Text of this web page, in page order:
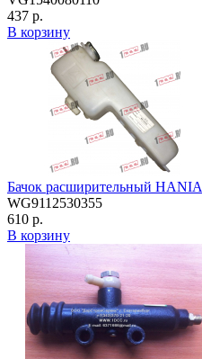
437 р.
В корзину
Бачок расширительный HANIA
WG9112530355
610 р.
В корзину